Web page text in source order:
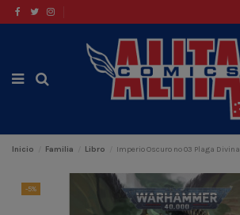
Inicio Familia Libro Imperio Oscuro nº 03 Plaga Divina
-5%